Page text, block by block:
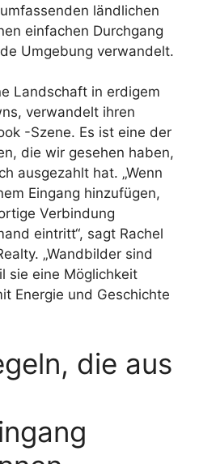
ländlichen
einfachen Durchgang
Umgebung verwandelt.
Landschaft in erdigem
verwandelt ihren
-Szene. Es ist eine der
die wir gesehen haben,
ausgezahlt hat. „Wenn
Eingang hinzufügen,
Verbindung
eintritt“, sagt Rachel
„Wandbilder sind
sie eine Möglichkeit
Energie und Geschichte
die aus